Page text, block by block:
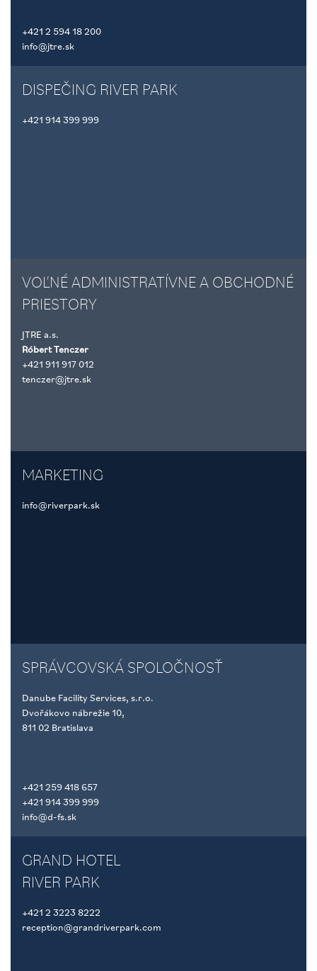
+421 2 594 18 200
info@jtre.sk
DISPEČING RIVER PARK
+421 914 399 999
VOĽNÉ ADMINISTRATÍVNE A OBCHODNÉ
PRIESTORY
JTRE a.s.
Róbert Tenczer
+421 911 917 012
tenczer@jtre.sk
MARKETING
info@riverpark.sk
SPRÁVCOVSKÁ SPOLOČNOSŤ
Danube Facility Services, s.r.o.
Dvořákovo nábrežie 10,
811 02 Bratislava
+421 259 418 657
+421 914 399 999
info@d-fs.sk
GRAND HOTEL
RIVER PARK
+421 2 3223 8222
reception@grandriverpark.com